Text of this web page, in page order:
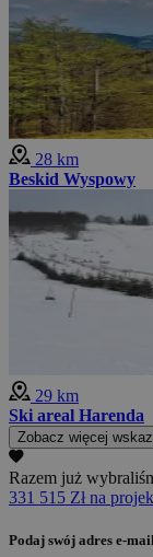
28 km
Beskid Wyspowy
29 km
Ski areal Harenda
Zobacz więcej
Razem już
331 515 Zł na
Podaj swój adres e-